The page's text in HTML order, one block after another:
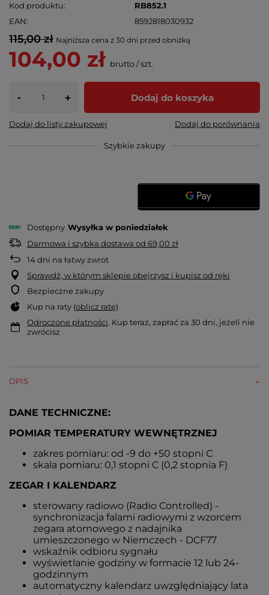
Kod produktu
RB852.1
EAN
8592818030932
115,00 zł Najniższa cena z 30 dni przed obniżką
104,00 zł brutto/szt.
- + Dodaj do koszyka
Dodaj do listy zakupowej Dodaj do porównania
Szybkie zakupy
Dostępny Wysyłka w poniedziałek
Darmowa i szybka dostawa od 69,00 zł
14dni na łatwy zwrot
Sprawdź, w którym sklepie obejrzysz i kupisz od ręki
Bezpieczne zakupy
Kup na raty (oblicz ratę)
Odroczone płatności. Kup teraz, zapłać za 30 dni, jeżeli nie
zwrócisz
OPIS
DANE TECHNICZNE:
POMIAR TEMPERATURY WEWNĘTRZNEJ
zakres pomiaru: od -9 do +50 stopni C
skala pomiaru: 0,1 stopni C (0,2 stopnia F)
ZEGAR I KALENDARZ
sterowany radiowo (Radio Controlled) -
synchronizacja falami radiowymi z wzorcem
zegara atomowego z nadajnika
umieszczonego w Niemczech - DCF77
wskaźnik odbioru sygnału
wyświetlanie godziny w formacie 12 lub 24-
godzinnym
automatyczny kalendarz uwzględniający lata